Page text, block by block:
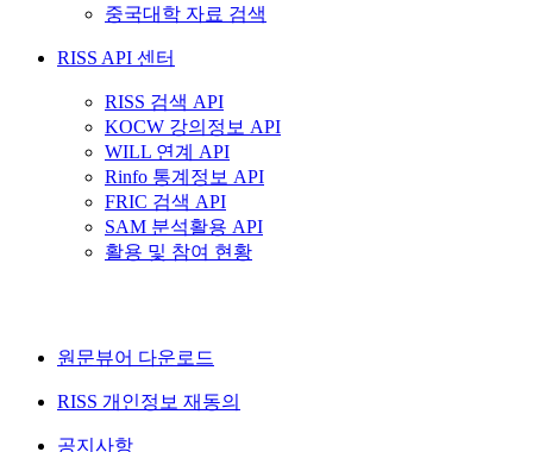
중국대학 자료 검색
RISS API 센터
RISS 검색 API
KOCW 강의정보 API
WILL 연계 API
Rinfo 통계정보 API
FRIC 검색 API
SAM 분석활용 API
활용 및 참여 현황
원문뷰어 다운로드
RISS 개인정보 재동의
공지사항